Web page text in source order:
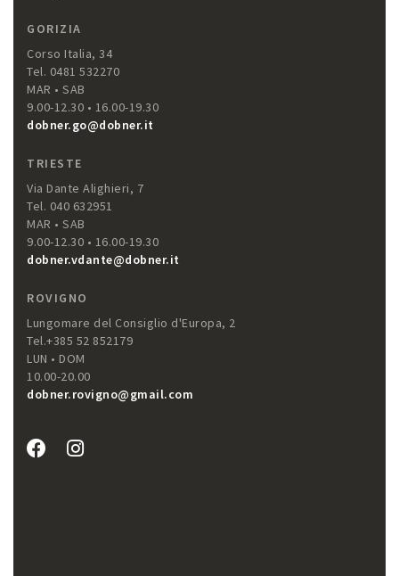
GORIZIA
Corso Italia, 34
Tel. 0481 532270
MAR • SAB
9.00-12.30 • 16.00-19.30
dobner.go@dobner.it
TRIESTE
Via Dante Alighieri, 7
Tel. 040 632951
MAR • SAB
9.00-12.30 • 16.00-19.30
dobner.vdante@dobner.it
ROVIGNO
Lungomare del Consiglio d'Europa, 2
Tel.+385 52 852179
LUN • DOM
10.00-20.00
dobner.rovigno@gmail.com